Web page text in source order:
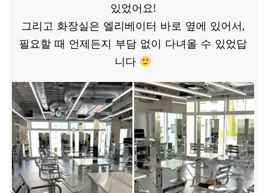
있었어요!
그리고 화장실은 엘리베이터 바로 옆에 있어서,
필요할 때 언제든지 부담 없이 다녀올 수 있었답
니다